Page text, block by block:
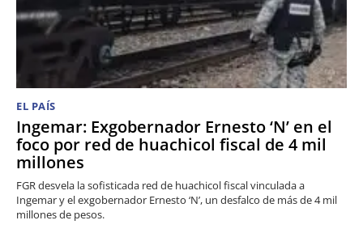
EL PAÍS
Ingemar: Exgobernador Ernesto ‘N’ en el
foco por red de huachicol fiscal de 4 mil
millones
FGR desvela la sofisticada red de huachicol fiscal vinculada a
Ingemar y el exgobernador Ernesto ‘N’, un desfalco de más de 4 mil
millones de pesos.